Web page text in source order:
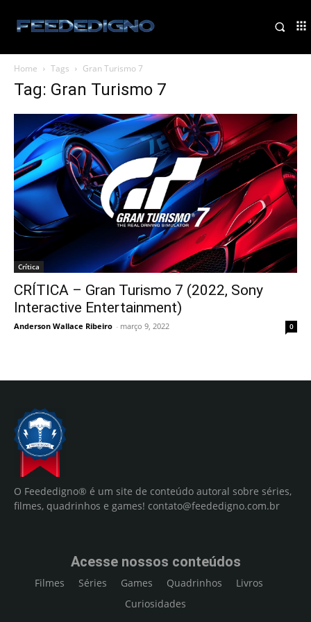
Home Tags Gran Turismo 7
Tag: Gran Turismo 7
Crítica
CRÍTICA – Gran Turismo 7 (2022, Sony
Interactive Entertainment)
Anderson Wallace Ribeiro - março 9, 2022 0
O Feededigno® é um site de conteúdo autoral sobre séries,
filmes, quadrinhos e games! contato@feededigno.com.br
Acesse nossos conteúdos
Filmes Séries Games Quadrinhos
Livros
Curiosidades